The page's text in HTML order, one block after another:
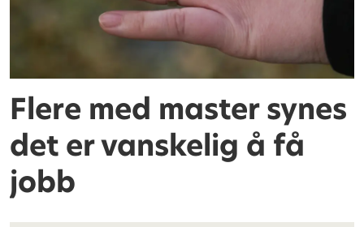
Flere med master synes
det er vanskelig å få
jobb